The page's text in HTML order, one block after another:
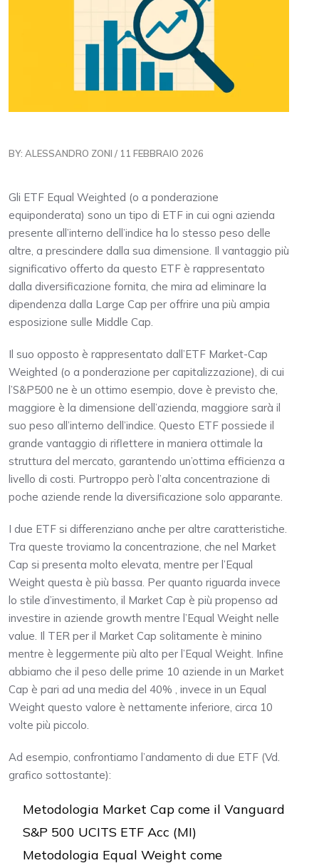
BY: ALESSANDRO ZONI / 11 FEBBRAIO 2026
Gli ETF Equal Weighted (o a ponderazione
equiponderata) sono un tipo di ETF in cui ogni azienda
presente all’interno dell’indice ha lo stesso peso delle
altre, a prescindere dalla sua dimensione. Il vantaggio più
significativo offerto da questo ETF è rappresentato
dalla diversificazione fornita, che mira ad eliminare la
dipendenza dalla Large Cap per offrire una più ampia
esposizione sulle Middle Cap.
Il suo opposto è rappresentato dall’ETF Market-Cap
Weighted (o a ponderazione per capitalizzazione), di cui
l’S&P500 ne è un ottimo esempio, dove è previsto che,
maggiore è la dimensione dell’azienda, maggiore sarà il
suo peso all’interno dell’indice. Questo ETF possiede il
grande vantaggio di riflettere in maniera ottimale la
struttura del mercato, garantendo un’ottima efficienza a
livello di costi. Purtroppo però l’alta concentrazione di
poche aziende rende la diversificazione solo apparante.
I due ETF si differenziano anche per altre caratteristiche.
Tra queste troviamo la concentrazione, che nel Market
Cap si presenta molto elevata, mentre per l’Equal
Weight questa è più bassa. Per quanto riguarda invece
lo stile d’investimento, il Market Cap è più propenso ad
investire in aziende growth mentre l’Equal Weight nelle
value. Il TER per il Market Cap solitamente è minino
mentre è leggermente più alto per l’Equal Weight. Infine
abbiamo che il peso delle prime 10 aziende in un Market
Cap è pari ad una media del 40% , invece in un Equal
Weight questo valore è nettamente inferiore, circa 10
volte più piccolo.
Ad esempio, confrontiamo l’andamento di due ETF (Vd.
grafico sottostante):
Metodologia Market Cap come il Vanguard
S&P 500 UCITS ETF Acc (MI)
Metodologia Equal Weight come